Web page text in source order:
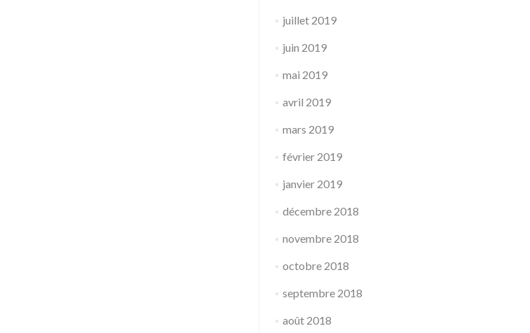
juillet 2019
juin 2019
mai 2019
avril 2019
mars 2019
février 2019
janvier 2019
décembre 2018
novembre 2018
octobre 2018
septembre 2018
août 2018